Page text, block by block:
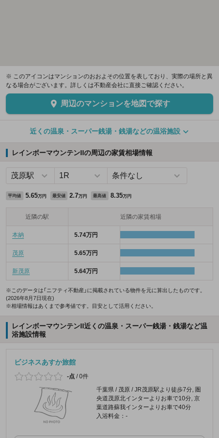
※ このアイコンはマンションのおおよその位置を表しており、実際の場所と異
なる場合がございます。詳しくは不動産会社に直接ご確認ください。
周辺のマンションを地図で探す
近くの温泉・スーパー銭湯・銭湯などの温浴施設
レインボーマウンテンIIの周辺の家賃相場情報
平均値 5.65万円 最安値 2.7万円 最高値 8.35万円
近隣の駅 近隣の家賃相場
本納 5.74万円
茂原 5.65万円
新茂原 5.64万円
※このデータは「ニフティ不動産」に掲載されている物件を元に算出したものです。
(2026年8月7日現在)
※相場情報はあくまで参考値です。目安として活用ください。
レインボーマウンテンII近くの温泉・スーパー銭湯・銭湯など温
浴施設情報
ビジネスあすか旅館
-点 /0件
千葉県 / 茂原 / JR茂原駅より徒歩7分, 圏
央道茂原北インターよりお車で10分, 京
葉道路蘇我インターよりお車で40分
入浴料金：-